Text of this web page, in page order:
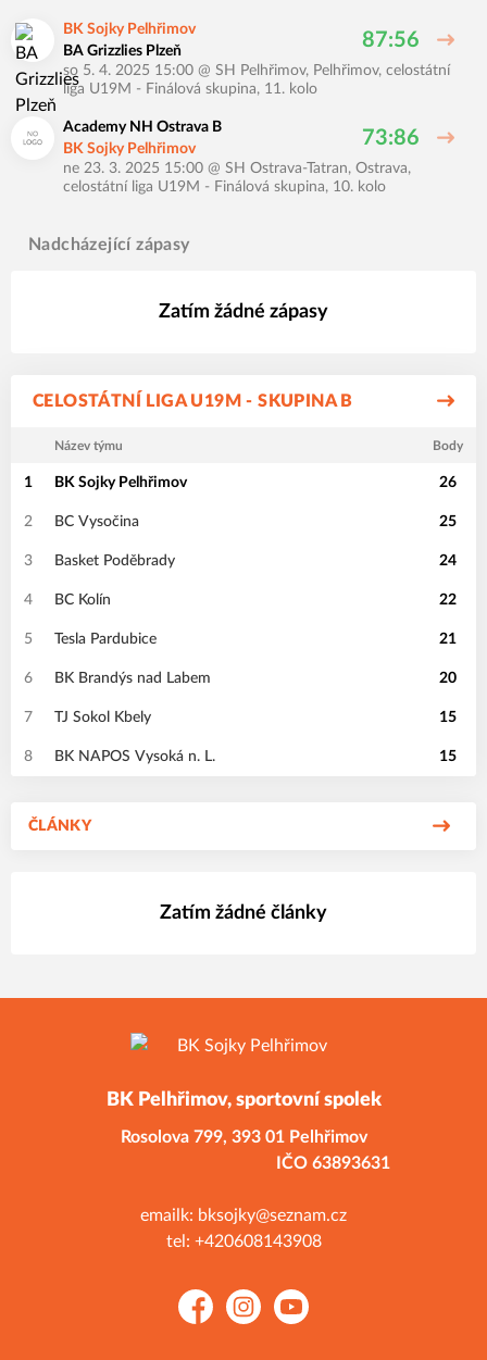
BK Sojky Pelhřimov
BA Grizzlies Plzeň
87:56
so 5. 4. 2025 15:00 @ SH Pelhřimov, Pelhřimov, celostátní
liga U19M - Finálová skupina, 11. kolo
Academy NH Ostrava B
BK Sojky Pelhřimov
73:86
ne 23. 3. 2025 15:00 @ SH Ostrava-Tatran, Ostrava,
celostátní liga U19M - Finálová skupina, 10. kolo
Nadcházející zápasy
Zatím žádné zápasy
CELOSTÁTNÍ LIGA U19M - SKUPINA B
Název týmu Body
1 BK Sojky Pelhřimov 26
2 BC Vysočina 25
3 Basket Poděbrady 24
4 BC Kolín 22
5 Tesla Pardubice 21
6 BK Brandýs nad Labem 20
7 TJ Sokol Kbely 15
8 BK NAPOS Vysoká n. L. 15
ČLÁNKY
Zatím žádné články
BK Pelhřimov, sportovní spolek
Rosolova 799, 393 01 Pelhřimov
IČO 63893631
emailk: bksojky@seznam.cz
tel: +420608143908
FacebookInstagramYouTube